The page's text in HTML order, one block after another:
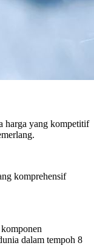
harga yang kompetitif
komprehensif
dalam tempoh 8